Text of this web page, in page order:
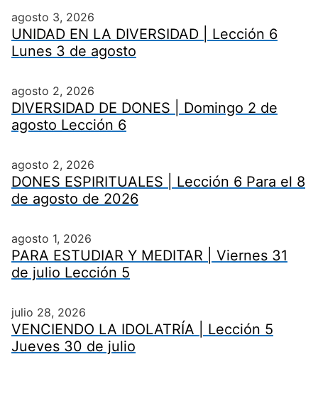
agosto 3, 2026
UNIDAD EN LA DIVERSIDAD | Lección 6
Lunes 3 de agosto
agosto 2, 2026
DIVERSIDAD DE DONES | Domingo 2 de
agosto Lección 6
agosto 2, 2026
DONES ESPIRITUALES | Lección 6 Para el 8
de agosto de 2026
agosto 1, 2026
PARA ESTUDIAR Y MEDITAR | Viernes 31
de julio Lección 5
julio 28, 2026
VENCIENDO LA IDOLATRÍA | Lección 5
Jueves 30 de julio